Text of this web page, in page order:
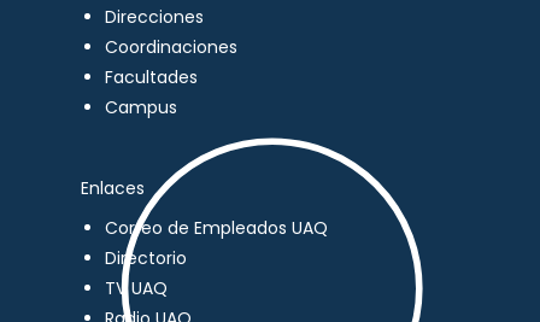
Direcciones
Coordinaciones
Facultades
Campus
Enlaces
Correo de Empleados UAQ
Directorio
TV UAQ